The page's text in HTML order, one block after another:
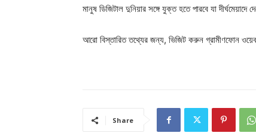
মানুষ ডিজিটাল দুনিয়ার সঙ্গে যুক্ত হতে পারবে যা
আরো বিস্তারিত তথ্যের জন্য, ভিজিট করুন গ্রামীণফোন
Share